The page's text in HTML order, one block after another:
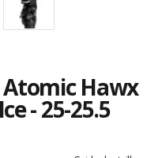
Atomic Hawx
- 25-25.5